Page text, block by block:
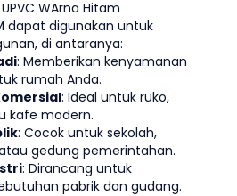
dapat digunakan untuk
di antaranya:
: Memberikan kenyamanan
rumah Anda.
: Ideal untuk ruko,
kafe modern.
: Cocok untuk sekolah,
gedung pemerintahan.
: Dirancang untuk
pabrik dan gudang.